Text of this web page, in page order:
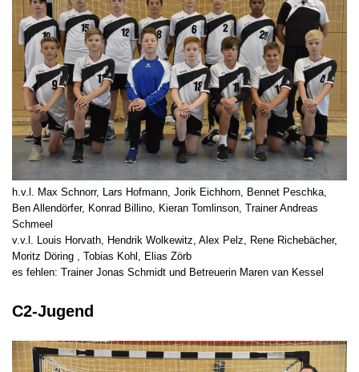
h.v.l. Max Schnorr, Lars Hofmann, Jorik Eichhorn, Bennet Peschka,
Ben Allendörfer, Konrad Billino, Kieran Tomlinson, Trainer Andreas
Schmeel
v.v.l. Louis Horvath, Hendrik Wolkewitz, Alex Pelz, Rene Richebächer,
Moritz Döring , Tobias Kohl, Elias Zörb
es fehlen: Trainer Jonas Schmidt und Betreuerin Maren van Kessel
C2-Jugend